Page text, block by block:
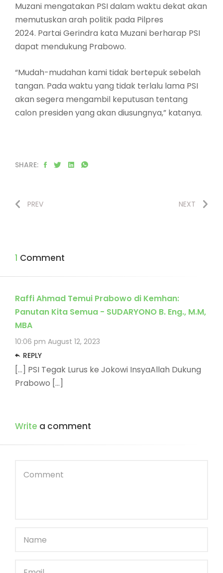
Muzani mengatakan PSI dalam waktu dekat akan
memutuskan arah politik pada Pilpres
2024. Partai Gerindra kata Muzani berharap PSI
dapat mendukung Prabowo.
“Mudah-mudahan kami tidak bertepuk sebelah
tangan. Pada waktu yang tidak terlalu lama PSI
akan segera mengambil keputusan tentang
calon presiden yang akan diusungnya,” katanya.
SHARE:
PREV NEXT
1 Comment
Raffi Ahmad Temui Prabowo di Kemhan:
Panutan Kita Semua - SUDARYONO B. Eng., M.M,
MBA
10:06 pm August 12, 2023
REPLY
[…] PSI Tegak Lurus ke Jokowi InsyaAllah Dukung
Prabowo […]
Write a comment